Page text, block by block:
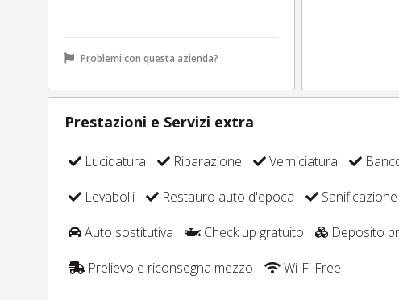
Problemi con questa azienda?
Prestazioni e Servizi extra
Lucidatura Riparazione Verniciatura
Levabolli
Restauro auto d'epoca
Sanificazione
Auto sostitutiva
Check up gratuito Deposito
Prelievo e riconsegna mezzo
Wi-Fi Free